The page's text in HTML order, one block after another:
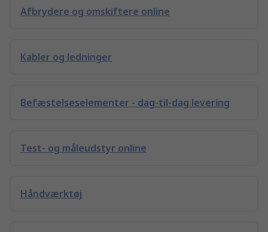
Afbrydere og omskiftere online
Kabler og ledninger
Befæstelseselementer - dag-til-dag levering
Test- og måleudstyr online
Håndværktøj